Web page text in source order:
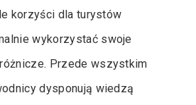
korzyści dla turystów
wykorzystać swoje
Przede wszystkim
dysponują wiedzą